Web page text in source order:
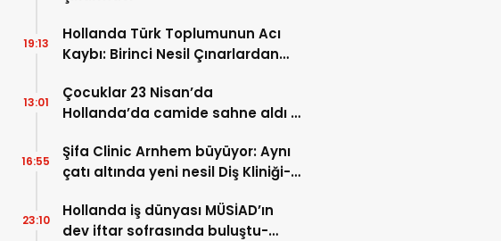
Hollanda Türk Toplumunun Acı
Kaybı: Birinci Nesil Çınarlardan
19:13
Çocuklar 23 Nisan’da
Hollanda’da camide sahne aldı –
13:01
Şifa Clinic Arnhem büyüyor: Aynı
çatı altında yeni nesil Diş Kliniği-
16:55
Hollanda iş dünyası MÜSİAD’ın
dev iftar sofrasında buluştu-
23:10